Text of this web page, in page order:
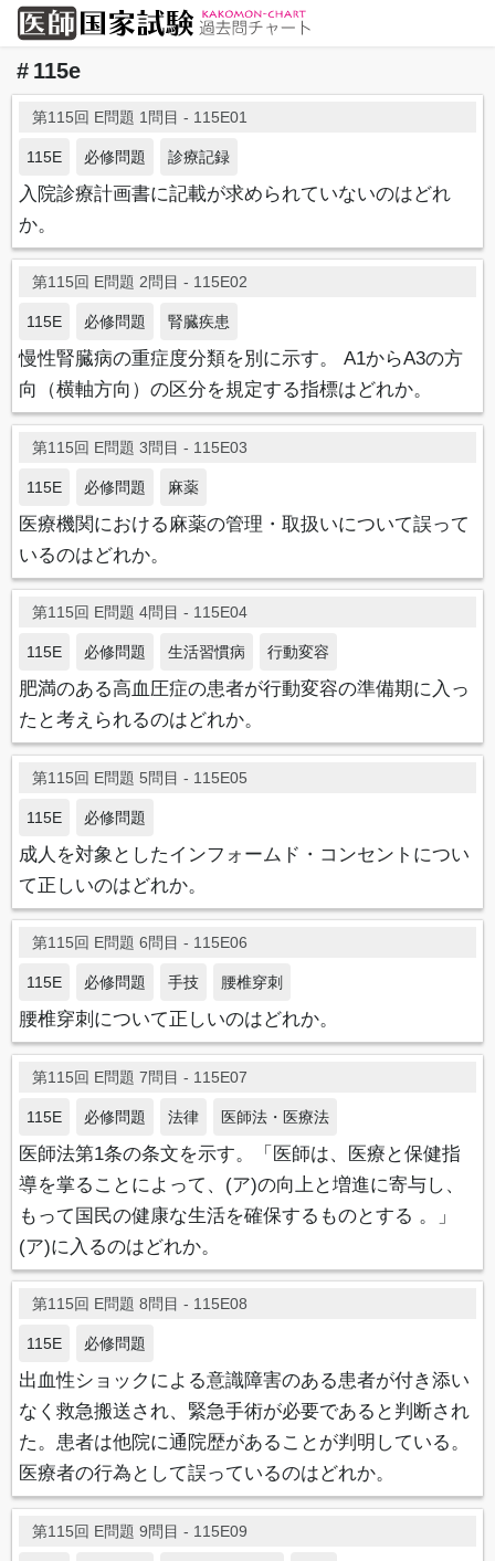
115e
第115回 E問題 1問目 - 115E01
115E 必修問題 診療記録
入院診療計画書に記載が求められていないのはどれ
か。
第115回 E問題 2問目 - 115E02
115E 必修問題 腎臓疾患
慢性腎臓病の重症度分類を別に示す。 A1からA3の方
向（横軸方向）の区分を規定する指標はどれか。
第115回 E問題 3問目 - 115E03
115E 必修問題 麻薬
医療機関における麻薬の管理・取扱いについて誤って
いるのはどれか。
第115回 E問題 4問目 - 115E04
115E 必修問題 生活習慣病 行動変容
肥満のある高血圧症の患者が行動変容の準備期に入っ
たと考えられるのはどれか。
第115回 E問題 5問目 - 115E05
115E 必修問題
成人を対象としたインフォームド・コンセントについ
て正しいのはどれか。
第115回 E問題 6問目 - 115E06
115E 必修問題 手技 腰椎穿刺
腰椎穿刺について正しいのはどれか。
第115回 E問題 7問目 - 115E07
115E 必修問題 法律 医師法・医療法
医師法第1条の条文を示す。「医師は、医療と保健指
導を掌ることによって、(ア)の向上と増進に寄与し、
もって国民の健康な生活を確保するものとする 。」
(ア)に入るのはどれか。
第115回 E問題 8問目 - 115E08
115E 必修問題
出血性ショックによる意識障害のある患者が付き添い
なく救急搬送され、緊急手術が必要であると判断され
た。患者は他院に通院歴があることが判明している。
医療者の行為として誤っているのはどれか。
第115回 E問題 9問目 - 115E09